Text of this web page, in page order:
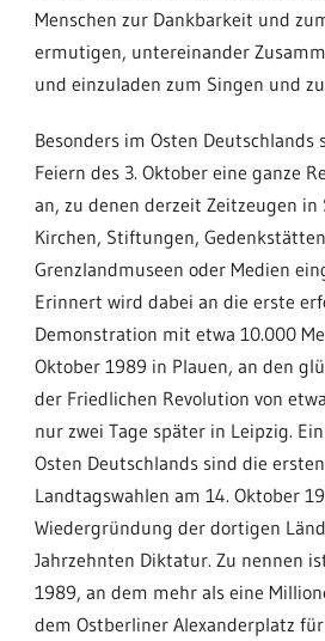
Menschen zur Dankbarkeit und
ermutigen, untereinander
und einzuladen zum Singen und
Besonders im Osten Deutschlands
Feiern des 3. Oktober eine ganze
an, zu denen derzeit Zeitzeugen in
Kirchen, Stiftungen,
Grenzlandmuseen oder Medien
Erinnert wird dabei an die erste
Demonstration mit etwa 10.000
Oktober 1989 in Plauen, an den
der Friedlichen Revolution von
nur zwei Tage später in Leipzig.
Osten Deutschlands sind die
Landtagswahlen am 14. Oktober
Wiedergründung der dortigen
Jahrzehnten Diktatur. Zu nennen
1989, an dem mehr als eine
dem Ostberliner Alexanderplatz